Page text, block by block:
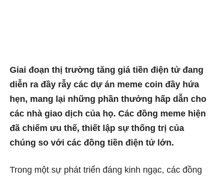
Giai đoạn thị trường tăng giá tiền điện tử đang
diễn ra đầy rẫy các dự án meme coin đầy hứa
hẹn, mang lại những phần thưởng hấp dẫn cho
các nhà giao dịch của họ. Các đồng meme hiện
đã chiếm ưu thế, thiết lập sự thống trị của
chúng so với các đồng tiền điện tử lớn.
Trong một sự phát triển đáng kinh ngạc, các đồng